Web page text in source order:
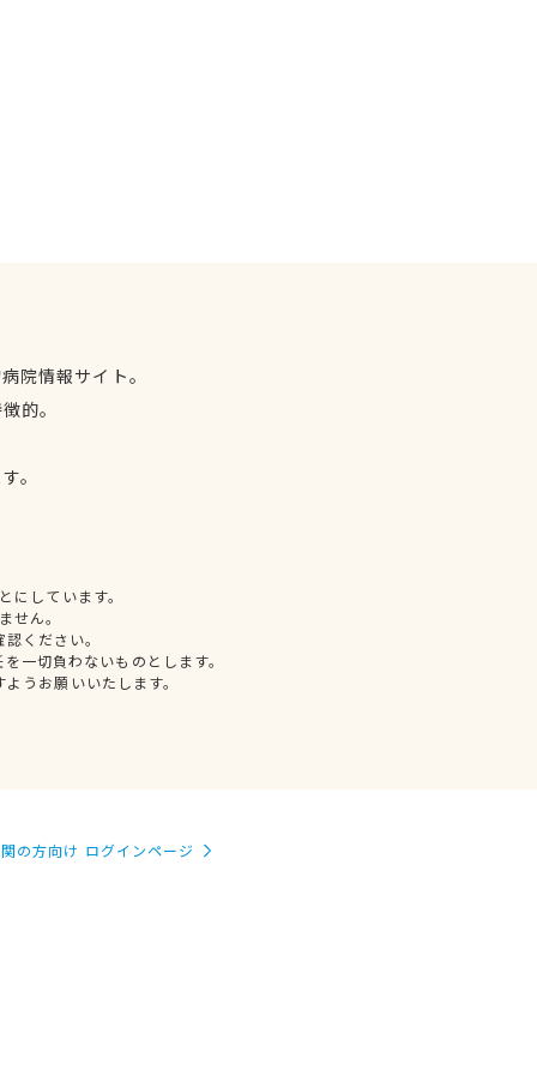
院情報サイト。
的。
。
しています。
せん。
ください。
一切負わないものとします。
うお願いいたします。
の方向け ログインページ